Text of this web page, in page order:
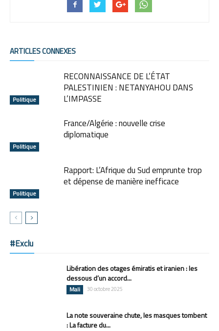
ARTICLES CONNEXES
Politique
RECONNAISSANCE DE L’ÉTAT
PALESTINIEN : NETANYAHOU DANS
L’IMPASSE
Politique
France/Algérie : nouvelle crise
diplomatique
Politique
Rapport: L’Afrique du Sud emprunte trop
et dépense de manière inefficace
#Exclu
Libération des otages émiratis et iranien : les
dessous d’un accord...
Mali 30 octobre 2025
La note souveraine chute, les masques tombent
: La facture du...